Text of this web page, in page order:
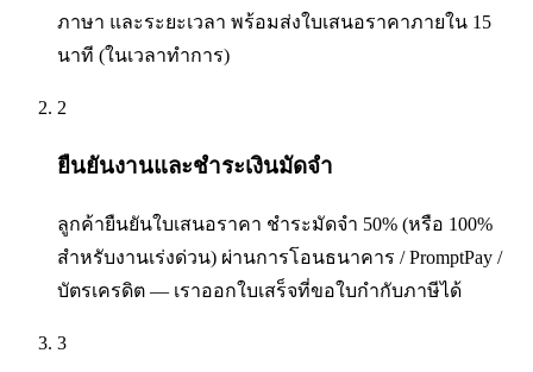
ภาษา และระยะเวลา พร้อมส่งใบเสนอราคาภายใน 15
นาที (ในเวลาทำการ)
2
ยืนยันงานและชำระเงินมัดจำ
ลูกค้ายืนยันใบเสนอราคา ชำระมัดจำ 50% (หรือ 100%
สำหรับงานเร่งด่วน) ผ่านการโอนธนาคาร / PromptPay /
บัตรเครดิต — เราออกใบเสร็จที่ขอใบกำกับภาษีได้
3